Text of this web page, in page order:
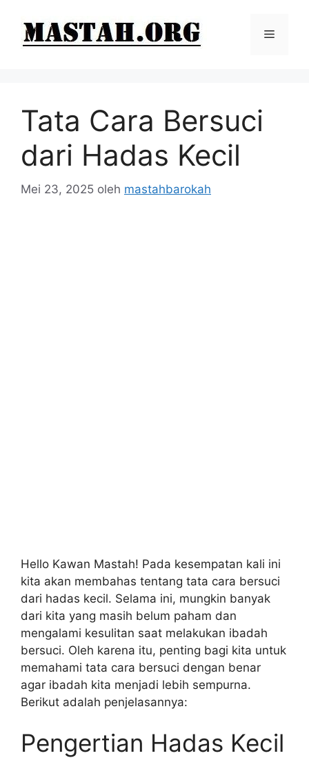
Menu
Tata Cara Bersuci
dari Hadas Kecil
Mei 23, 2025 oleh mastahbarokah
Hello Kawan Mastah! Pada kesempatan kali ini
kita akan membahas tentang tata cara bersuci
dari hadas kecil. Selama ini, mungkin banyak
dari kita yang masih belum paham dan
mengalami kesulitan saat melakukan ibadah
bersuci. Oleh karena itu, penting bagi kita untuk
memahami tata cara bersuci dengan benar
agar ibadah kita menjadi lebih sempurna.
Berikut adalah penjelasannya:
Pengertian Hadas Kecil